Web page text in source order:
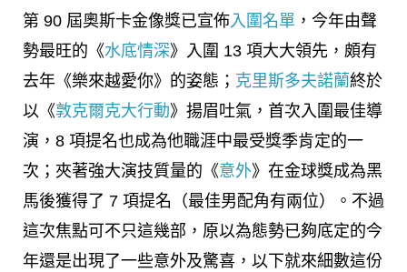
第 90 屆奧斯卡金像獎已宣佈入圍名單 ，今年由聲
勢最旺的《水底情深》入圍 13 項大大領先，頗有
去年《樂來越愛你》的姿態； 克里斯多夫諾蘭終於
以《敦克爾克大行動》揚眉吐氣，首次入圍最佳導
演，8 項提名也成為他職涯中最受獎季肯定的一
次；夾著強大演技質量的《意外》在金球獎成為黑
馬後獲得了 7 項提名（最佳男配角有兩位）。不過
這次焦點可不只這幾部，原以為態勢已夠底定的今
年還是出現了一些意外及驚喜，以下就來細數這份